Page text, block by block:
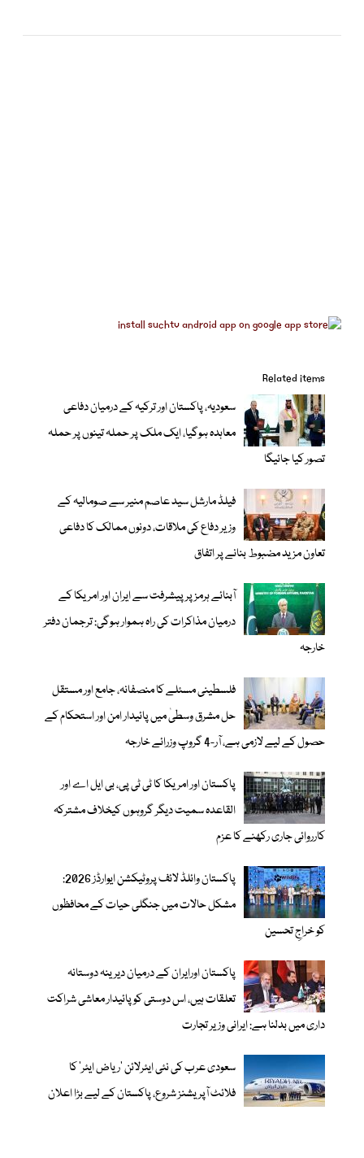
Related items
سعودیہ، پاکستان اور ترکیہ کے درمیان دفاعی
معاہدہ ہوگیا، ایک ملک پر حملہ تینوں پر حملہ
تصور کیا جائیگا
فیلڈ مارشل سید عاصم منیر سے صومالیہ کے
وزیر دفاع کی ملاقات، دونوں ممالک کا دفاعی
تعاون مزید مضبوط بنانے پر اتفاق
آبنائے ہرمز پر پیشرفت سے ایران اور امریکا کے
درمیان مذاکرات کی راہ ہموار ہوگی: ترجمان دفتر
خارجہ
فلسطینی مسئلے کا منصفانہ، جامع اور مستقل
حل مشرق وسطیٰ میں پائیدار امن اور استحکام کے
حصول کے لیے لازمی ہے، آر-4 گروپ وزرائے خارجہ
پاکستان اور امریکا کا ٹی ٹی پی، بی ایل اے اور
القاعدہ سمیت دیگر گروہوں کیخلاف مشترکہ
کارروائی جاری رکھنے کا عزم
پاکستان وائلڈ لائف پروٹیکشن ایوارڈز 2026:
مشکل حالات میں جنگلی حیات کے محافظوں
کو خراجِ تحسین
پاکستان اورایران کے درمیان دیرینہ دوستانہ
تعلقات ہیں، اس دوستی کوپائیدار معاشی شراکت
داری میں بدلنا ہے: ایرانی وزیر تجارت
سعودی عرب کی نئی ایئرلائن ‘ریاض ایئر’ کا
فلائٹ آپریشنز شروع، پاکستان کے لیے بڑا اعلان